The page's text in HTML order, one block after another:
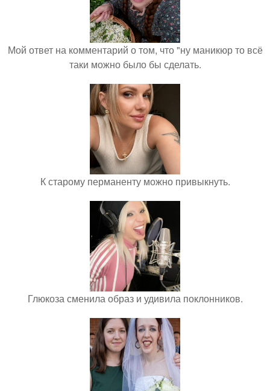
Мой ответ на комментарий о том, что "ну маникюр то всё
таки можно было бы сделать.
К старому перманенту можно привыкнуть.
Глюкоза сменила образ и удивила поклонников.